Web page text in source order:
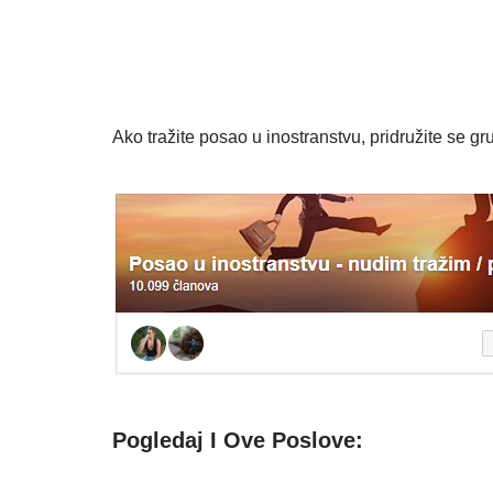
Ako tražite posao u inostranstvu, pridružite se
Pogledaj I Ove Poslove: